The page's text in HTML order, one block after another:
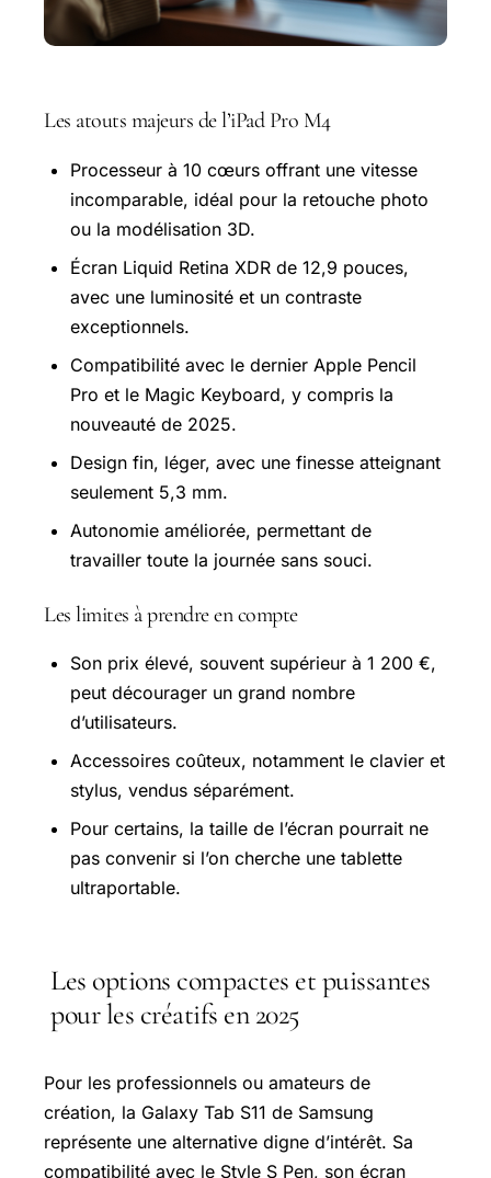
Les atouts majeurs de l’iPad Pro M4
Processeur à 10 cœurs offrant une vitesse
incomparable, idéal pour la retouche photo
ou la modélisation 3D.
Écran Liquid Retina XDR de 12,9 pouces,
avec une luminosité et un contraste
exceptionnels.
Compatibilité avec le dernier Apple Pencil
Pro et le Magic Keyboard, y compris la
nouveauté de 2025.
Design fin, léger, avec une finesse atteignant
seulement 5,3 mm.
Autonomie améliorée, permettant de
travailler toute la journée sans souci.
Les limites à prendre en compte
Son prix élevé, souvent supérieur à 1 200 €,
peut décourager un grand nombre
d’utilisateurs.
Accessoires coûteux, notamment le clavier et
stylus, vendus séparément.
Pour certains, la taille de l’écran pourrait ne
pas convenir si l’on cherche une tablette
ultraportable.
Les options compactes et puissantes
pour les créatifs en 2025
Pour les professionnels ou amateurs de
création, la Galaxy Tab S11 de Samsung
représente une alternative digne d’intérêt. Sa
compatibilité avec le Style S Pen, son écran